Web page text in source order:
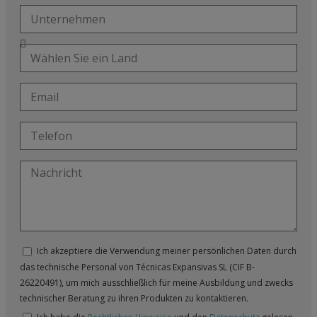
Ich akzeptiere die Verwendung meiner persönlichen Daten durch
das technische Personal von Técnicas Expansivas SL (CIF B-
26220491), um mich ausschließlich für meine Ausbildung und zwecks
technischer Beratung zu ihren Produkten zu kontaktieren.